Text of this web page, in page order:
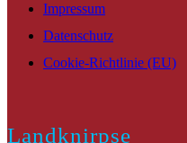
Impressum
Datenschutz
Cookie-Richtlinie (EU)
Landknirpse